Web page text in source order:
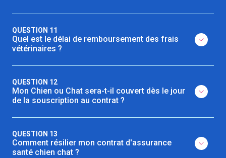
QUESTION 11
Quel est le délai de remboursement des frais
vétérinaires ?
QUESTION 12
Mon Chien ou Chat sera-t-il couvert dès le jour
de la souscription au contrat ?
QUESTION 13
Comment résilier mon contrat d'assurance
santé chien chat ?